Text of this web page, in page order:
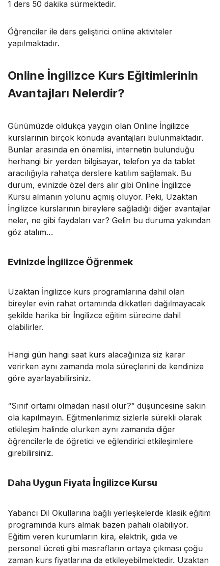
1 ders 50 dakika sürmektedir.
Öğrenciler ile ders geliştirici online aktiviteler
yapılmaktadır.
Online İngilizce Kurs Eğitimlerinin
Avantajları Nelerdir?
Günümüzde oldukça yaygın olan Online İngilizce
kurslarının birçok konuda avantajları bulunmaktadır.
Bunlar arasında en önemlisi, internetin bulunduğu
herhangi bir yerden bilgisayar, telefon ya da tablet
aracılığıyla rahatça derslere katılım sağlamak. Bu
durum, evinizde özel ders alır gibi Online İngilizce
Kursu almanın yolunu açmış oluyor. Peki, Uzaktan
İngilizce kurslarının bireylere sağladığı diğer avantajlar
neler, ne gibi faydaları var? Gelin bu duruma yakından
göz atalım…
Evinizde İngilizce Öğrenmek
Uzaktan İngilizce kurs programlarına dahil olan
bireyler evin rahat ortamında dikkatleri dağılmayacak
şekilde harika bir İngilizce eğitim sürecine dahil
olabilirler.
Hangi gün hangi saat kurs alacağınıza siz karar
verirken aynı zamanda mola süreçlerini de kendinize
göre ayarlayabilirsiniz.
“Sınıf ortamı olmadan nasıl olur?” düşüncesine sakın
ola kapılmayın. Eğitmenlerimiz sizlerle sürekli olarak
etkileşim halinde olurken aynı zamanda diğer
öğrencilerle de öğretici ve eğlendirici etkileşimlere
girebilirsiniz.
Daha Uygun Fiyata İngilizce Kursu
Yabancı Dil Okullarına bağlı yerleşkelerde klasik eğitim
programında kurs almak bazen pahalı olabiliyor.
Eğitim veren kurumların kira, elektrik, gıda ve
personel ücreti gibi masrafların ortaya çıkması çoğu
zaman kurs fiyatlarına da etkileyebilmektedir. Uzaktan